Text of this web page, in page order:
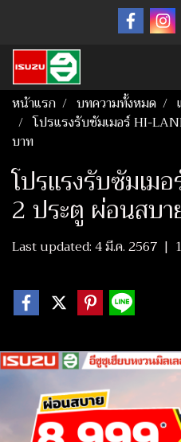
หน้าแรก บทความทั้งหมด
โปรแรงรับซัมเมอร์ HI-
บาท
โปรแรงรับซัมเม
2 ประตู ผ่อนสบ
Last updated: 4 มี.ค. 2567 |